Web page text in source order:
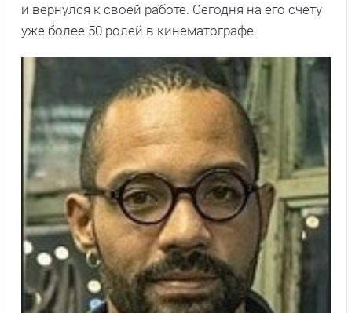
и вернулся к своей работе. Сегодня на его счету
уже более 50 ролей в кинематографе.